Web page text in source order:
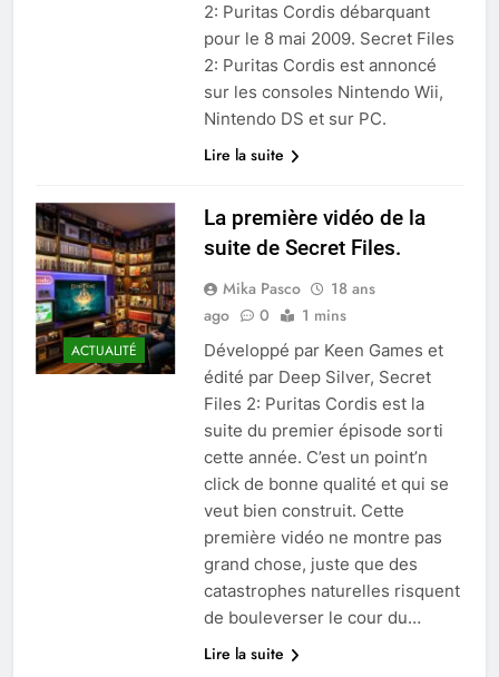
2: Puritas Cordis débarquant
pour le 8 mai 2009. Secret Files
2: Puritas Cordis est annoncé
sur les consoles Nintendo Wii,
Nintendo DS et sur PC.
Lire la suite
ACTUALITÉ
La première vidéo de la
suite de Secret Files.
Mika Pasco
18 ans
ago
0 1 mins
Développé par Keen Games et
édité par Deep Silver, Secret
Files 2: Puritas Cordis est la
suite du premier épisode sorti
cette année. C’est un point’n
click de bonne qualité et qui se
veut bien construit. Cette
première vidéo ne montre pas
grand chose, juste que des
catastrophes naturelles risquent
de bouleverser le cour du…
Lire la suite